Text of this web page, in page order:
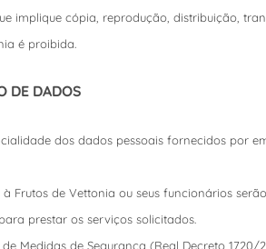
implique cópia, reprodução, distribuição,
é proibida.
DE DADOS
dos dados pessoais fornecidos por
Frutos de Vettonia ou seus funcionários
prestar os serviços solicitados.
Medidas de Segurança (Real Decreto